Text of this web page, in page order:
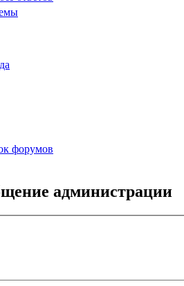
форумов
администрации